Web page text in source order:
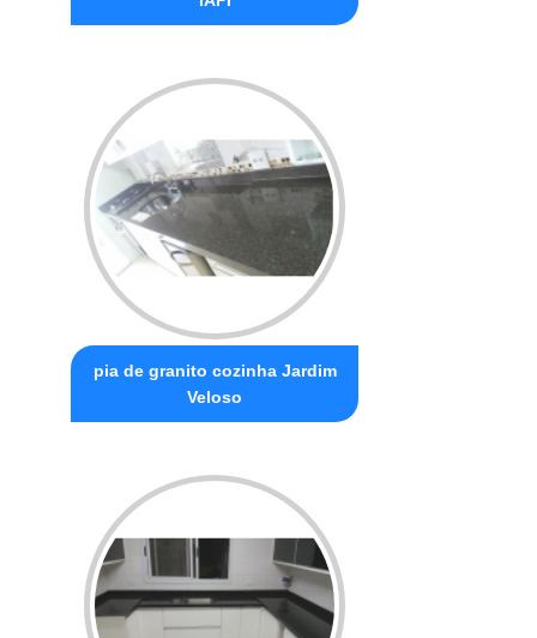
pia de granito cozinha Jardim
Veloso